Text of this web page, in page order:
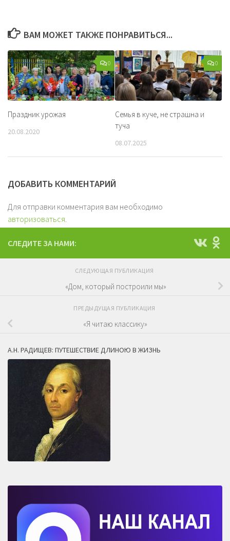
ВАМ МОЖЕТ ТАКЖЕ ПОНРАВИТЬСЯ...
0
Праздник урожая
20.08.2020
0
Семья в куче, не страшна и
туча
08.07.2025
ДОБАВИТЬ КОММЕНТАРИЙ
Для отправки комментария вам необходимо
авторизоваться.
СЛЕДИТЕ ЗА НАМИ:
СЛЕДУЮЩАЯ ПУБЛИКАЦИЯ
«Дом, который построили мы»
ПРЕДЫДУЩАЯ ПУБЛИКАЦИЯ
«Я читаю классику»
А.Н. РАДИЩЕВ: ПУТЕШЕСТВИЕ ДЛИНОЮ В ЖИЗНЬ